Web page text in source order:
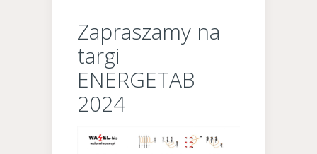
Zapraszamy na
targi
ENERGETAB
2024